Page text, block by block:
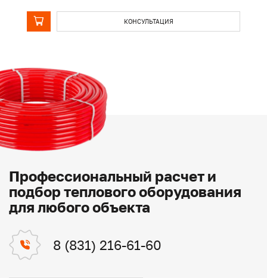
КОНСУЛЬТАЦИЯ
Профессиональный расчет и
подбор теплового оборудования
для любого объекта
8 (831) 216-61-60